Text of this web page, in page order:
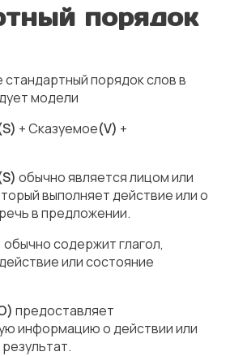
порядок
стандартный порядок слов в
модели
+ Сказуемое(V) +
обычно является лицом или
выполняет действие или о
в предложении.
обычно содержит глагол,
или состояние
предоставляет
информацию о действии или